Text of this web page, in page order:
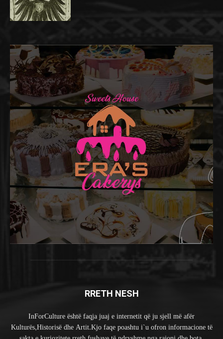
RRETH NESH
InForCulture është faqja juaj e internetit që ju sjell më afër
Kulturës,Historisë dhe Artit.Kjo faqe poashtu i`u ofron informacione të